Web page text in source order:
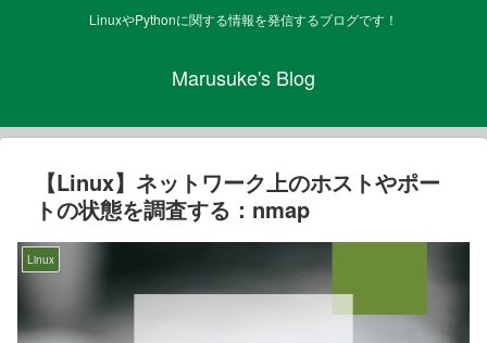
LinuxやPythonに関する情報を発信するブログです！
Marusuke's Blog
【Linux】ネットワーク上のホストやポー
トの状態を調査する：nmap
Linux